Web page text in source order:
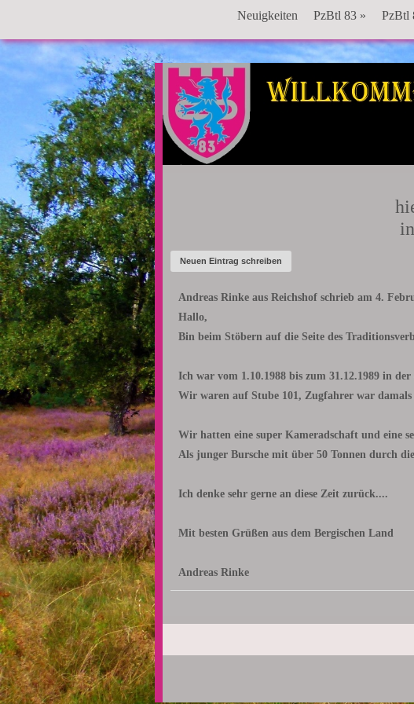
Neuigkeiten PzBtl 83 » PzBtl
Andreas Rinke aus Reichshof schrieb am 4.
Hallo,
Bin beim Stöbern auf die Seite des
Ich war vom 1.10.1988 bis zum 31.12.1989 in
Wir waren auf Stube 101, Zugfahrer war
Wir hatten eine super Kameradschaft und eine
Als junger Bursche mit über 50 Tonnen durch
Ich denke sehr gerne an diese Zeit zurück....
Mit besten Grüßen aus dem Bergischen Land
Andreas Rinke